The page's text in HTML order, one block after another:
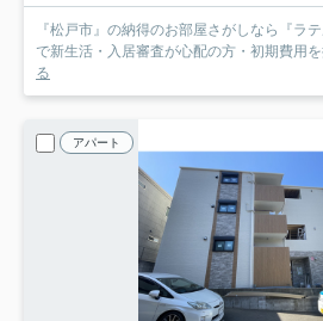
『松戸市』の納得のお部屋さがしなら『ラ
で新生活・入居審査が心配の方・初期費用
る
アパート